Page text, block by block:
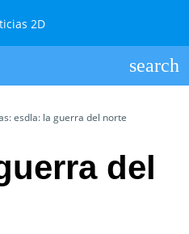
esdla: la guerra del norte
del